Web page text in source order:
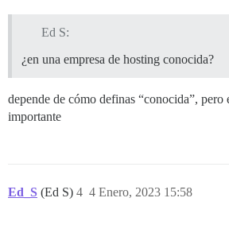
Ed S:
¿en una empresa de hosting conocida?
depende de cómo definas “conocida”, pero
importante
Ed_S (Ed S) 4 Enero, 2023 15:58
4